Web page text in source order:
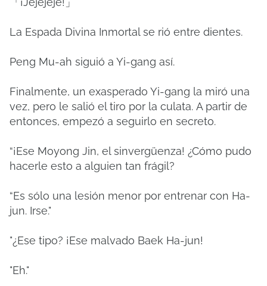
La Espada Divina Inmortal se rió entre dientes.
Peng Mu-ah siguió a Yi-gang así.
Finalmente, un exasperado Yi-gang la miró una
vez, pero le salió el tiro por la culata. A partir de
entonces, empezó a seguirlo en secreto.
“¡Ese Moyong Jin, el sinvergüenza! ¿Cómo pudo
hacerle esto a alguien tan frágil?
“Es sólo una lesión menor por entrenar con Ha-
jun. Irse."
"¿Ese tipo? ¡Ese malvado Baek Ha-jun!
"Eh."